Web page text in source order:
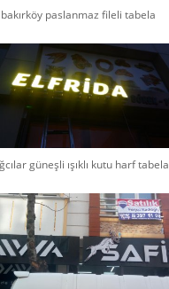
bakırköy paslanmaz fileli tabela
güneşli ışıklı kutu harf tabela